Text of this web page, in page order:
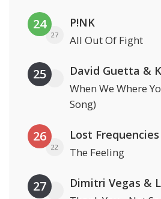
24
27
P!NK
All Out Of Fight
25 David Guetta &
When We Where
Song)
26
22
Lost Frequencies
The Feeling
27